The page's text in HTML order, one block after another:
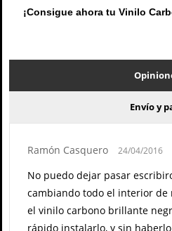
¡Consigue ahora tu Vinilo
Envío y
Ramón Casquero 24/04/2016
No puedo dejar pasar
cambiando todo el interior de
el vinilo carbono brillante
rápido instalarlo, y sin